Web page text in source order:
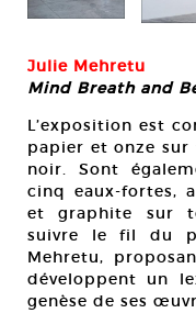
Julie Mehretu
Mind Breath and
L’exposition est
papier et onze
noir. Sont
cinq eaux-fortes,
et graphite sur
suivre le fil du
Mehretu,
développent un
genèse de ses